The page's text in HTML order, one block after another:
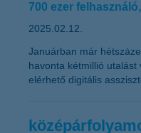
700 ezer
2025.02.12.
Januárban már
havonta kétmillió
elérhető digitális